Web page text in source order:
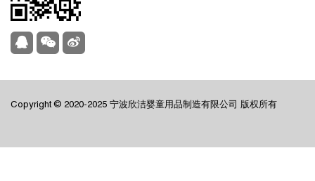
Copyright © 2020-2025 宁波欣洁婴童用品制造有限公司 版权所有